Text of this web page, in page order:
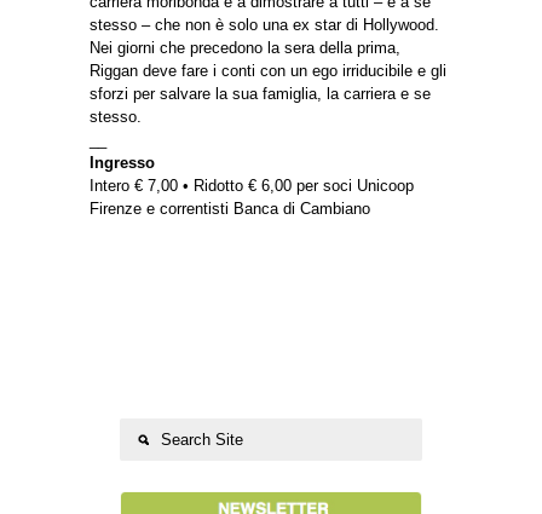
stesso – che non è solo una ex star di Hollywood.
Nei giorni che precedono la sera della prima,
Riggan deve fare i conti con un ego irriducibile e gli
sforzi per salvare la sua famiglia, la carriera e se
stesso.
Ingresso
Intero € 7,00 • Ridotto € 6,00 per soci Unicoop
Firenze e correntisti Banca di Cambiano